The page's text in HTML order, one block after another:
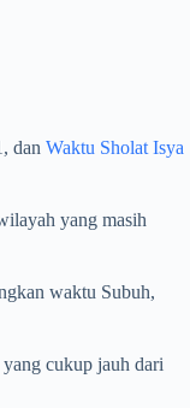
dan Waktu Sholat Isya
yang masih
waktu Subuh,
cukup jauh dari